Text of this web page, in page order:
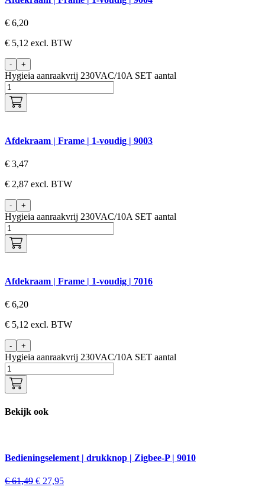
€ 6,20
€ 5,12 excl. BTW
- +
Hygieia aanraakvrij 230VAC/10A SET aantal
Afdekraam | Frame | 1-voudig | 9003
€ 3,47
€ 2,87 excl. BTW
- +
Hygieia aanraakvrij 230VAC/10A SET aantal
Afdekraam | Frame | 1-voudig | 7016
€ 6,20
€ 5,12 excl. BTW
- +
Hygieia aanraakvrij 230VAC/10A SET aantal
Bekijk ook
Bedieningselement | drukknop | Zigbee-P | 9010
€61,49 € 27,95